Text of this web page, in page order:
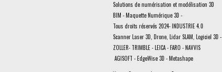
Solutions de numérisation et modélisation 3D
BIM - Maquette Numérique 3D -
Tous droits réservés 2024- INDUSTRIE 4.0
Scanner Laser 3D, Drone, Lidar SLAM, Logiciel 3D -
ZOLLER- TRIMBLE - LEICA - FARO - NAVVIS
AGISOFT - EdgeWise 3D - Metashape